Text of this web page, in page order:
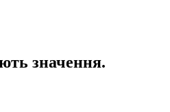
значення.